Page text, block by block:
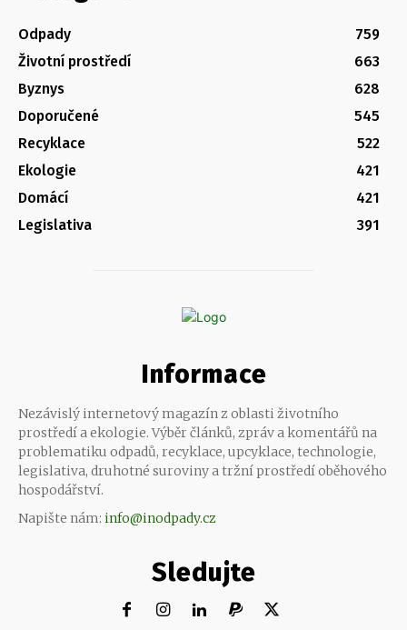
Odpady
759
Životní prostředí
663
Byznys
628
Doporučené
545
Recyklace
522
Ekologie
421
Domácí
421
Legislativa
391
Informace
Nezávislý internetový magazín z oblasti životního
prostředí a ekologie. Výběr článků, zpráv a komentářů na
problematiku odpadů, recyklace, upcyklace, technologie,
legislativa, druhotné suroviny a tržní prostředí oběhového
hospodářství.
Napište nám: info@inodpady.cz
Sledujte